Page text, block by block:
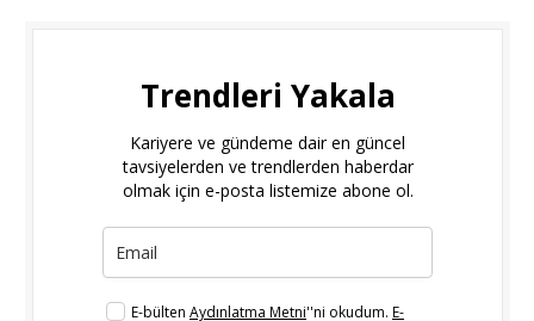
Trendleri Yakala
Kariyere ve gündeme dair en güncel
tavsiyelerden ve trendlerden haberdar
olmak için e-posta listemize abone ol.
E-bülten Aydınlatma Metni''ni okudum. E-